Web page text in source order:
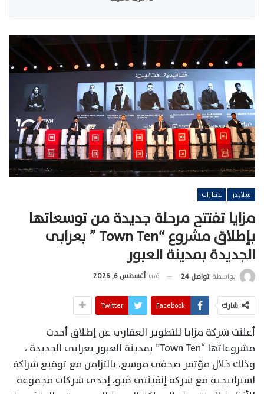
سلايدر عقارات
مزايا تفتتح مرحلة جديدة من توسعاتها
بإطلاق مشروع “Town Ten ” بعرابى
الجديدة بمدينة العبور
بواسطة تواصل 24 في أغسطس 6, 2026
شارك Facebook
Twitter
أعلنت شركة مزايا للتطوير العقاري عن إطلاق أحدث
مشروعاتها “Town Ten” بمدينة العبور بعرابى الجديدة ،
وذلك خلال مؤتمر صحفي موسع، بالتزامن مع توقيع شراكة
استراتيجية مع شركة إنفينتي فيو، إحدى شركات مجموعة